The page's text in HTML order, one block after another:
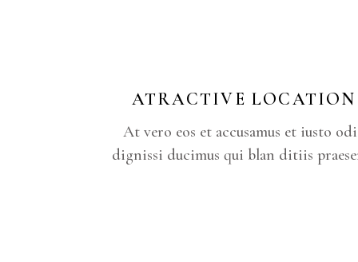
ATRACTIVE LOCATION
At vero eos et accusamus et iusto
dignissi ducimus qui blan ditiis